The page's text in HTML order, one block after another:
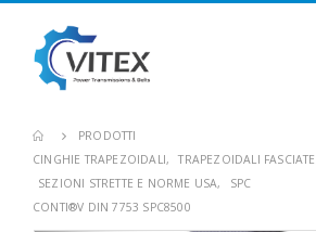
PRODOTTI
CINGHIE TRAPEZOIDALI, TRAPEZOIDALI FASCIATE
SEZIONI STRETTE E NORME USA,
SPC
CONTI®V DIN 7753 SPC8500